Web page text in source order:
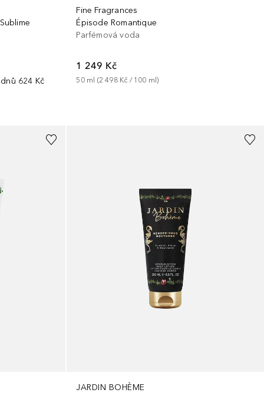
624 Kč
Fine Fragrances
Épisode Romantique
Parfémová voda
1 249 Kč
50 ml (2 498 Kč / 100 ml)
JARDIN BOHÈME